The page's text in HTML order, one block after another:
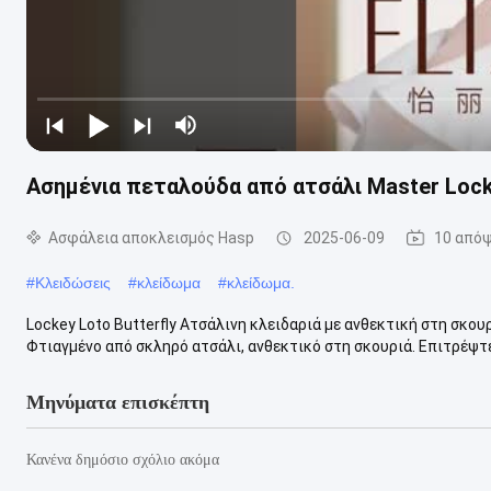
Ασημένια πεταλούδα από ατσάλι Master
Ασφάλεια αποκλεισμός Hasp 2025-06-09 10
#Κλειδώσεις #κλείδωμα #κλείδωμα.
Lockey Loto Butterfly Ατσάλινη κλειδαριά με ανθεκτική στη
Φτιαγμένο από σκληρό ατσάλι, ανθεκτικό στη σκουριά.
Μηνύματα επισκέπτη
Κανένα δημόσιο σχόλιο ακόμα